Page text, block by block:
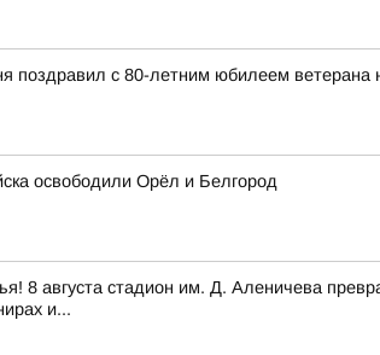
поздравил с 80-летним юбилеем
освободили Орёл и Белгород
8 августа стадион им. Д. Аленичева
и...